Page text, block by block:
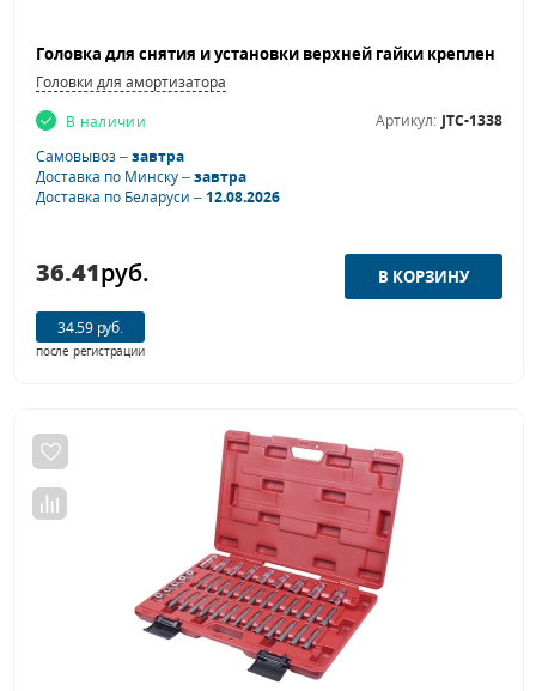
Головки для амортизатора
В наличии
Артикул: JTC-1338
Самовывоз –завтра
Доставка по Минску –завтра
Доставка по Беларуси –12.08.2026
36.41руб.
34.59 руб.
после регистрации